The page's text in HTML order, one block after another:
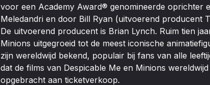
voor een Academy Award® genomineerde oprichter
Meledandri en door Bill Ryan (uitvoerend producent
De uitvoerend producent is Brian Lynch. Ruim tien
Minions uitgegroeid tot de meest iconische
zijn wereldwijd bekend, populair bij fans van alle
dat de films van Despicable Me en Minions
opgebracht aan ticketverkoop.